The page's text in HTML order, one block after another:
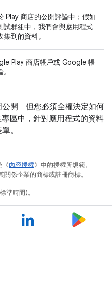
Play 商店的公開評論中；假如
試群組中，我們會與應用程式
到的資料。
Play 商店帳戶或 Google 帳
開，但您必須全權決定如何
區中，針對應用程式的資料
。
《內容授權》中的授權所規範。
係企業的商標或註冊商標。
準時間)。